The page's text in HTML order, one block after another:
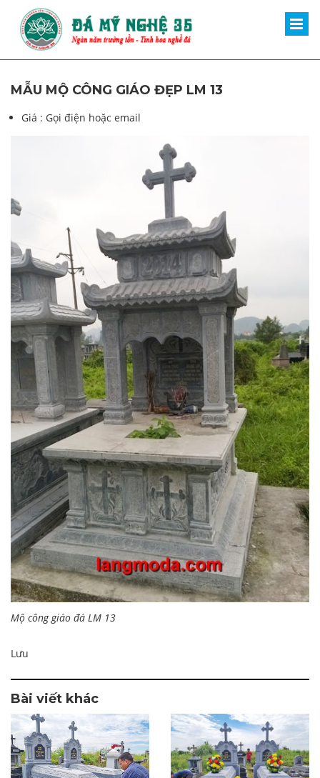
MẪU MỘ CÔNG GIÁO ĐẸP LM 13
Giá : Gọi điện hoặc email
Mộ công giáo đá LM 13
Lưu
Bài viết khác